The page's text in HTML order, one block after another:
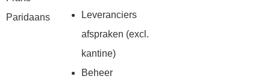
Paridaans
Leveranciers
afspraken (excl.
kantine)
Beheer